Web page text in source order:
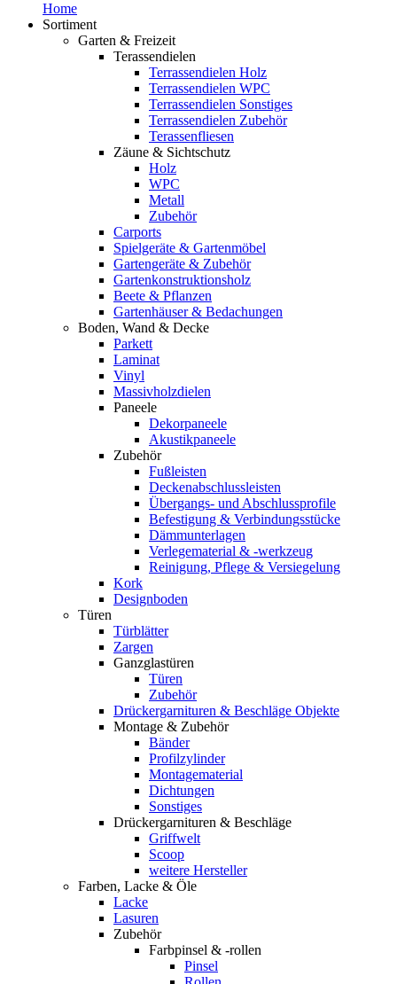
Home
Sortiment
Garten & Freizeit
Terassendielen
Terrassendielen Holz
Terrassendielen WPC
Terrassendielen Sonstiges
Terrassendielen Zubehör
Terassenfliesen
Zäune & Sichtschutz
Holz
WPC
Metall
Zubehör
Carports
Spielgeräte & Gartenmöbel
Gartengeräte & Zubehör
Gartenkonstruktionsholz
Beete & Pflanzen
Gartenhäuser & Bedachungen
Boden, Wand & Decke
Parkett
Laminat
Vinyl
Massivholzdielen
Paneele
Dekorpaneele
Akustikpaneele
Zubehör
Fußleisten
Deckenabschlussleisten
Übergangs- und Abschlussprofile
Befestigung & Verbindungsstücke
Dämmunterlagen
Verlegematerial & -werkzeug
Reinigung, Pflege & Versiegelung
Kork
Designboden
Türen
Türblätter
Zargen
Ganzglastüren
Türen
Zubehör
Drückergarnituren & Beschläge Objekte
Montage & Zubehör
Bänder
Profilzylinder
Montagematerial
Dichtungen
Sonstiges
Drückergarnituren & Beschläge
Griffwelt
Scoop
weitere Hersteller
Farben, Lacke & Öle
Lacke
Lasuren
Zubehör
Farbpinsel & -rollen
Pinsel